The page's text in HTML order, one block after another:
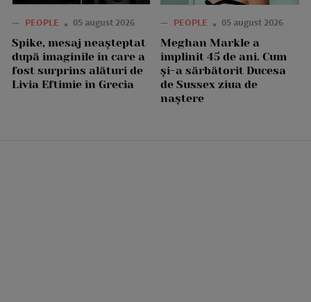
— PEOPLE 05 august 2026
Spike, mesaj neașteptat
după imaginile în care a
fost surprins alături de
Livia Eftimie în Grecia
— PEOPLE 05 august 2026
Meghan Markle a
împlinit 45 de ani. Cum
și-a sărbătorit Ducesa
de Sussex ziua de
naștere